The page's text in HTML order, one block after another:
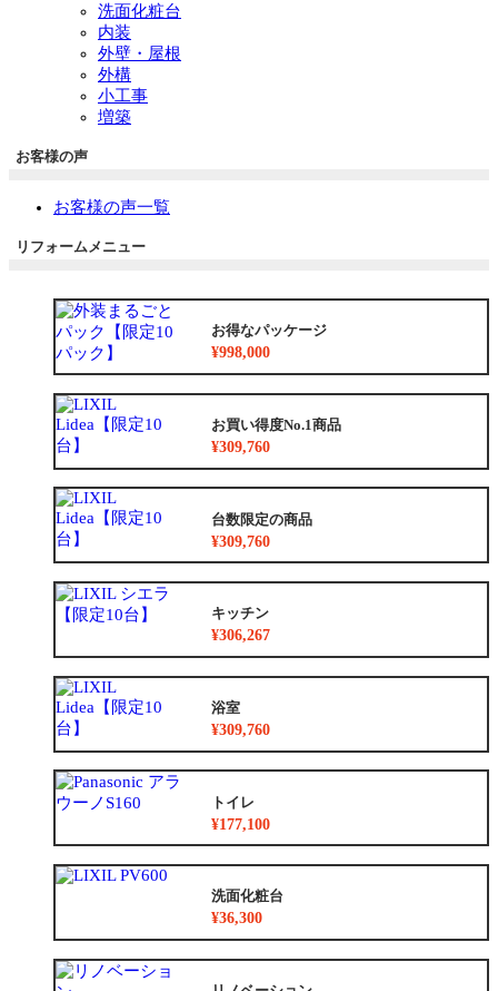
洗面化粧台
内装
外壁・屋根
外構
小工事
増築
お客様の声
お客様の声一覧
リフォームメニュー
お得なパッケージ
¥998,000
お買い得度No.1商品
¥309,760
台数限定の商品
¥309,760
キッチン
¥306,267
浴室
¥309,760
トイレ
¥177,100
洗面化粧台
¥36,300